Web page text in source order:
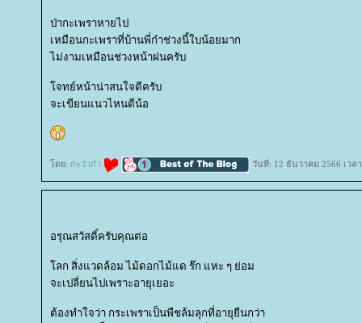
ป่ากะเพราหายไป
เหมือนกะเพราที่บ้านพี่ก๋าช่วงนี้ใบน้อยมาก
ไม่งามเหมือนช่วงหน้าฝนครับ
จทย์หน้าน่าสนใจดีครับ
จะเขียนแนวไหนดีน้อ
ดย: กะว่าก๋า วันที่: 12 ธันวาคม 2566 เวล
อรุณสวัสดิ์ครับคุณต่อ
ลก สิ่งแวดล้อม ไม้ดอกไม้แด ร๊ก แหะ ๆ ย่อม
จะเปลี่ยนไปเพราะอายุเยอะ
ต้องทำใจว่า กระเพราเป็นพืชล้มลุกที่อายุยืนกว่า